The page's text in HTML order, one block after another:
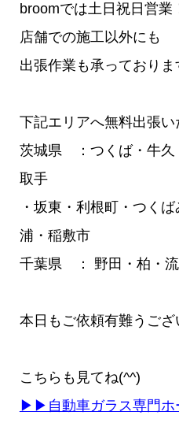
broomでは土日祝日営業
店舗での施工以外にも
出張作業も承っておりま
下記エリアへ無料出張い
茨城県 ：つくば・牛久
取手
・坂東・利根町・つく
浦・稲敷市
千葉県 ： 野田・柏・
本日もご依頼有難うござ
こちらも見てね(^^)
▶▶自動車ガラス専門ホ